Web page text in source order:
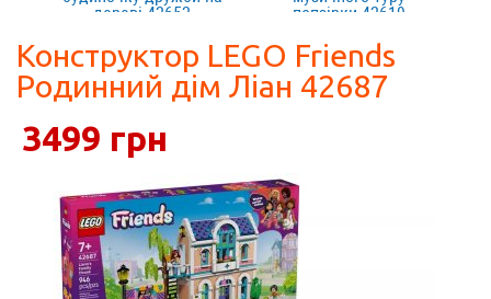
дереві 42652
попзірки 42619
Конструктор LEGO Friends
Родинний дім Ліан 42687
3499 грн